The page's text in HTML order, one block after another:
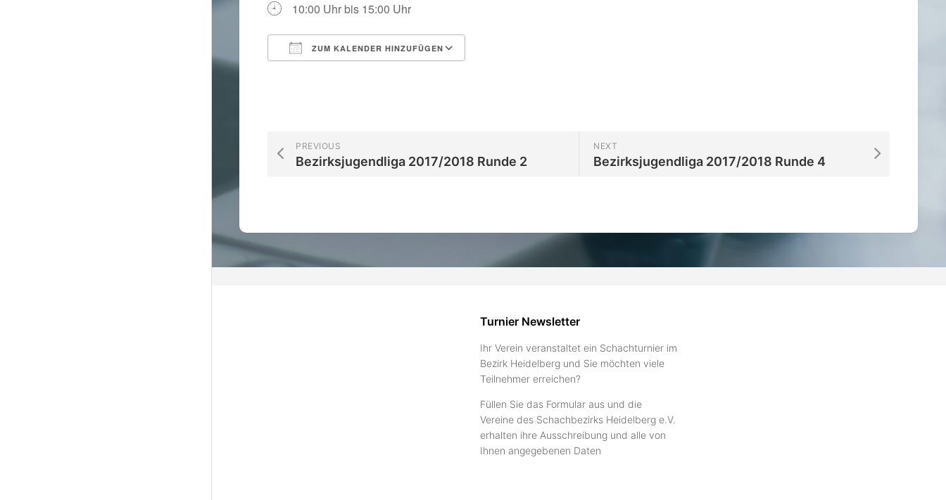
10:00 Uhr bis 15:00 Uhr
ZUM KALENDER HINZUFÜGEN
NEXT
Bezirksjugendliga 2017/2018 Runde 4
PREVIOUS
Bezirksjugendliga 2017/2018 Runde 2
Turnier Newsletter
Ihr Verein veranstaltet ein Schachturnier im
Bezirk Heidelberg und Sie möchten viele
Teilnehmer erreichen?
Füllen Sie das Formular aus und die
Vereine des Schachbezirks Heidelberg e.V.
erhalten ihre Ausschreibung und alle von
Ihnen angegebenen Daten